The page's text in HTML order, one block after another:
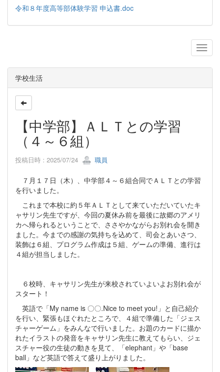
令和８年度高等部体験学習 申込書.doc
学校生活
【中学部】ＡＬＴとの学習
（４～６組）
投稿日時 : 2025/07/24 職員
７月１７日（木）、中学部４～６組合同でＡＬＴとの学習
を行いました。
これまで本校に約５年ＡＬＴとして来ていただいていたキ
ャサリン先生ですが、今回の夏休み前を最後に故郷のアメリ
カへ帰られるということで、ささやかながらお別れ会を開き
ました。今までの感謝の気持ちを込めて、司会とあいさつ、
装飾は６組、プログラム作成は５組、ゲームの準備、進行は
４組が担当しました。
６校時、キャサリン先生が来校されていよいよお別れ会が
スタート！
英語で「My name is 〇〇.Nice to meet you!」と自己紹介
を行い、緊張もほぐれたところで、４組で準備した「ジェス
チャーゲーム」をみんなで行いました。お題のカードに描か
れたイラストの発音をキャサリン先生に教えてもらい、ジェ
スチャー役の生徒の動きを見て、「elephant」や「base
ball」など英語で答えて盛り上がりました。